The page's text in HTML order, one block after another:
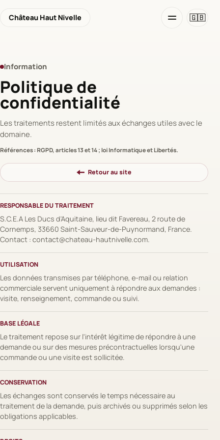
Château Haut Nivelle 🇬🇧
Information
Politique de
confidentialité
Les traitements restent limités aux échanges utiles avec le
domaine.
Références : RGPD, articles 13 et 14 ; loi Informatique et Libertés.
Retour au site
RESPONSABLE DU TRAITEMENT
S.C.E.A Les Ducs d'Aquitaine, lieu dit Favereau, 2 route de
Cornemps, 33660 Saint-Sauveur-de-Puynormand, France.
Contact : contact@chateau-hautnivelle.com.
UTILISATION
Les données transmises par téléphone, e-mail ou relation
commerciale servent uniquement à répondre aux demandes :
visite, renseignement, commande ou suivi.
BASE LÉGALE
Le traitement repose sur l'intérêt légitime de répondre à une
demande ou sur des mesures précontractuelles lorsqu'une
commande ou une visite est sollicitée.
CONSERVATION
Les échanges sont conservés le temps nécessaire au
traitement de la demande, puis archivés ou supprimés selon les
obligations applicables.